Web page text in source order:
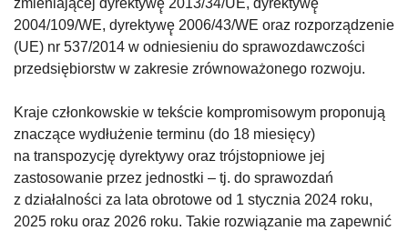
zmieniającej dyrektywę̨ 2013/34/UE, dyrektywę̨
2004/109/WE, dyrektywę̨ 2006/43/WE oraz rozporządzenie
(UE) nr 537/2014 w odniesieniu do sprawozdawczości
przedsiębiorstw w zakresie zrównoważonego rozwoju.
Kraje członkowskie w tekście kompromisowym proponują
znaczące wydłużenie terminu (do 18 miesięcy)
na transpozycję dyrektywy oraz trójstopniowe jej
zastosowanie przez jednostki – tj. do sprawozdań
z działalności za lata obrotowe od 1 stycznia 2024 roku,
2025 roku oraz 2026 roku. Takie rozwiązanie ma zapewnić